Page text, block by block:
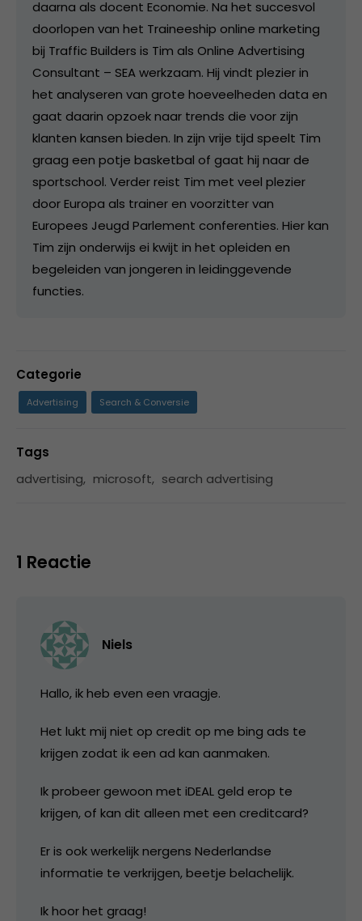
daarna als docent Economie. Na het succesvol
doorlopen van het Traineeship online marketing
bij Traffic Builders is Tim als Online Advertising
Consultant – SEA werkzaam. Hij vindt plezier in
het analyseren van grote hoeveelheden data en
gaat daarin opzoek naar trends die voor zijn
klanten kansen bieden. In zijn vrije tijd speelt Tim
graag een potje basketbal of gaat hij naar de
sportschool. Verder reist Tim met veel plezier
door Europa als trainer en voorzitter van
Europees Jeugd Parlement conferenties. Hier kan
Tim zijn onderwijs ei kwijt in het opleiden en
begeleiden van jongeren in leidinggevende
functies.
Categorie
Advertising Search & Conversie
Tags
advertising, microsoft, search advertising
1 Reactie
Niels
Hallo, ik heb even een vraagje.
Het lukt mij niet op credit op me bing ads te
krijgen zodat ik een ad kan aanmaken.
Ik probeer gewoon met iDEAL geld erop te
krijgen, of kan dit alleen met een creditcard?
Er is ook werkelijk nergens Nederlandse
informatie te verkrijgen, beetje belachelijk.
Ik hoor het graag!